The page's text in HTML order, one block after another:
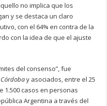
no implica que los
y se destaca un claro
con el 64% en contra de la
con la idea de que el ajuste
del consenso”, fue
y asociados, entre el 25
1.500 casos en personas
Argentina a través del